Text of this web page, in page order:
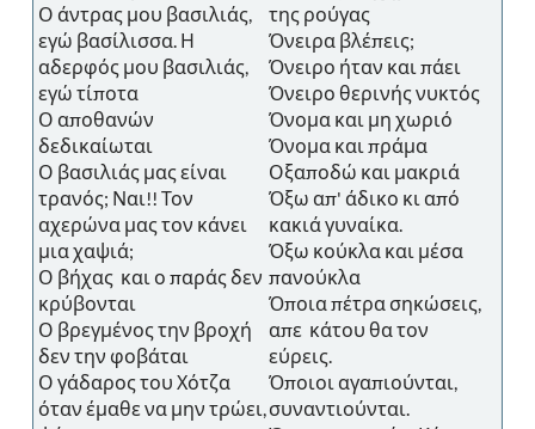
Ο άντρας μου βασιλιάς,
εγώ βασίλισσα. Η
αδερφός μου βασιλιάς,
εγώ τίποτα
Ο αποθανών
δεδικαίωται
Ο βασιλιάς μας είναι
τρανός; Ναι!! Τον
αχερώνα μας τον κάνει
μια χαψιά;
Ο βήχας και ο παράς δεν
κρύβονται
Ο βρεγμένος την βροχή
δεν την φοβάται
Ο γάδαρος του Χότζα
όταν έμαθε να μην τρώει,
της ρούγας
Όνειρα βλέπεις;
Όνειρο ήταν και πάει
Όνειρο θερινής νυκτός
Όνομα και μη χωριό
Όνομα και πράμα
Οξαποδώ και μακριά
Όξω απ' άδικο κι από
κακιά γυναίκα.
Όξω κούκλα και μέσα
πανούκλα
Όποια πέτρα σηκώσεις,
απε κάτου θα τον
εύρεις.
Όποιοι αγαπιούνται,
συναντιούνται.